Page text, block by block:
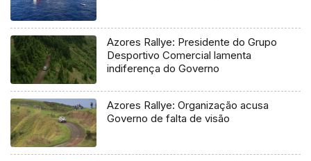
Azores Rallye: Presidente do Grupo
Desportivo Comercial lamenta
indiferença do Governo
Azores Rallye: Organização acusa
Governo de falta de visão